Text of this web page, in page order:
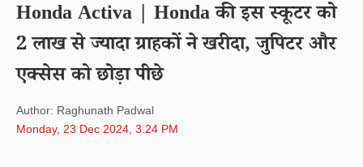
Honda Activa | Honda की इस स्कूटर को
2 लाख से ज्यादा ग्राहकों ने खरीदा, जुपिटर और
एक्सेस को छोड़ा पीछे
Author: Raghunath Padwal
Monday, 23 Dec 2024, 3.24 PM